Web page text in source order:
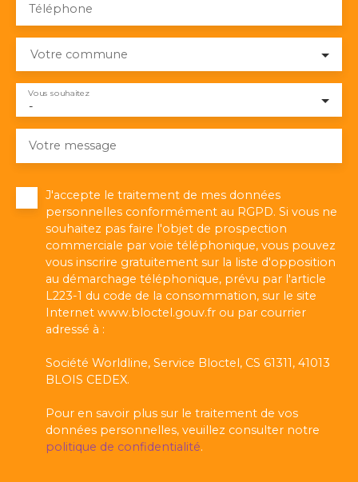
Téléphone
Votre commune
-
Vous souhaitez
Votre message
J'accepte le traitement de mes données
personnelles conformément au RGPD. Si vous ne
souhaitez pas faire l'objet de prospection
commerciale par voie téléphonique, vous pouvez
vous inscrire gratuitement sur la liste d'opposition
au démarchage téléphonique, prévu par l'article
L223-1 du code de la consommation, sur le site
Internet www.bloctel.gouv.fr ou par courrier
adressé à :
Société Worldline, Service Bloctel, CS 61311, 41013
BLOIS CEDEX.
Pour en savoir plus sur le traitement de vos
données personnelles, veuillez consulter notre
politique de confidentialité.